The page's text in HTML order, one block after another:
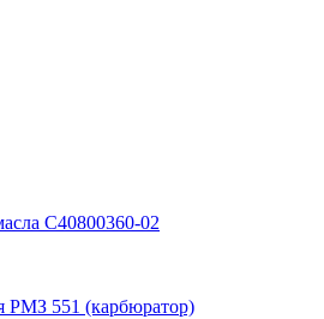
C40800360-02
РМЗ 551 (карбюратор)